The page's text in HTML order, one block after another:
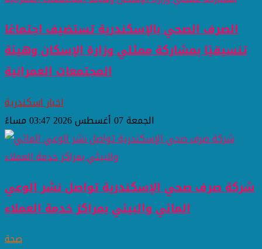
الصرف الصحي بالإسكندرية تستضيف اجتماعًا
تنسيقيًا بمشاركة ممثلي وزارة الإسكان وهيئة
المجتمعات العمرانية
اخبار اسكندرية
الجمعة 07 أغسطس 2026 03:47 مساءً
شركة صرف صحي الإسكندرية تواصل نشر الوعي
المائي والبيئي بمراكز خدمة العملاء
صحة